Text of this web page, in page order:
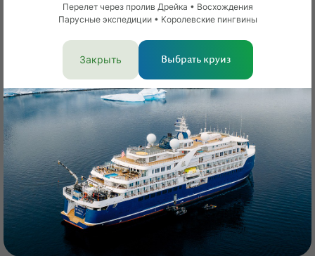
Камчатка 13 марта 2025
В гости к вулканам Камчатки: главное о
природном парке
Для чего ехать в парк «Вулканы Камчатки» и что там
посмотреть
Полина Воронова,
Перелет через пролив Дрейка • Восхождения
Парусные экспедиции • Королевские пингвины
Закрыть Выбрать круиз